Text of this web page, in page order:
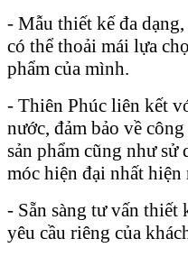
- Mẫu thiết kế đa
có thể thoải mái lựa
phẩm của mình.
- Thiên Phúc liên kết
nước, đảm bảo về
sản phẩm cũng như
móc hiện đại nhất hiện
- Sẵn sàng tư vấn thiết
yêu cầu riêng của